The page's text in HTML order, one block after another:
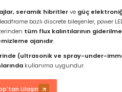
seramik hibritlervegüç
bazlı discrete bileşenler, power
tüm flux kalıntılarının
ajanıdır.
(ultrasonik ve spray-under-
kullanıma uygundur.
Ulaşın